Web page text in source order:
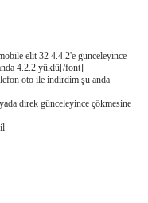
elit 32 4.4.2'e günceleyince
4.2.2 yüklü[/font]
oto ile indirdim şu anda
direk günceleyince çökmesine